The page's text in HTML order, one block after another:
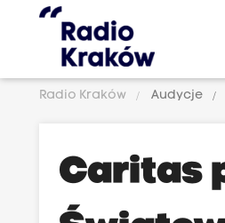
Radio Kraków Audycje
Caritas